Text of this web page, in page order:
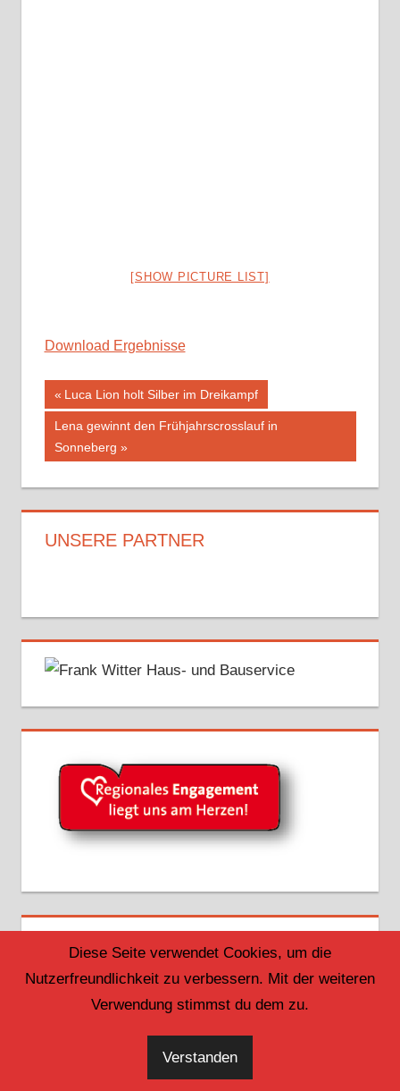
[SHOW PICTURE LIST]
Download Ergebnisse
Beitragsnavigation
Vorheriger
Beitrag:
Luca Lion holt Silber im Dreikampf
Nächster
Beitrag:
Lena gewinnt den Frühjahrscrosslauf in
Sonneberg
UNSERE PARTNER
Diese Seite verwendet Cookies, um die
Nutzerfreundlichkeit zu verbessern. Mit der weiteren
Verwendung stimmst du dem zu.
Verstanden